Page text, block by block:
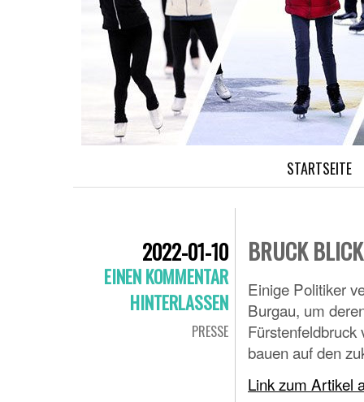
STARTSEITE
2022-01-10
EINEN KOMMENTAR
HINTERLASSEN
PRESSE
BRUCK
Einige Politiker
Burgau, um
bauen auf den
Link zum Artikel